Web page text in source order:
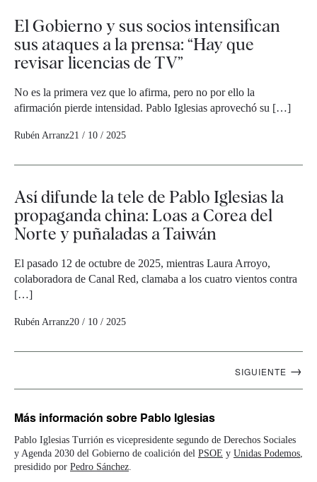
El Gobierno y sus socios intensifican
sus ataques a la prensa: “Hay que
revisar licencias de TV”
No es la primera vez que lo afirma, pero no por ello la
afirmación pierde intensidad. Pablo Iglesias aprovechó su […]
Rubén Arranz21 / 10 / 2025
Así difunde la tele de Pablo Iglesias la
propaganda china: Loas a Corea del
Norte y puñaladas a Taiwán
El pasado 12 de octubre de 2025, mientras Laura Arroyo,
colaboradora de Canal Red, clamaba a los cuatro vientos contra
[…]
Rubén Arranz20 / 10 / 2025
SIGUIENTE →
Más información sobre Pablo Iglesias
Pablo Iglesias Turrión es vicepresidente segundo de Derechos Sociales
y Agenda 2030 del Gobierno de coalición del PSOE y Unidas Podemos,
presidido por Pedro Sánchez.